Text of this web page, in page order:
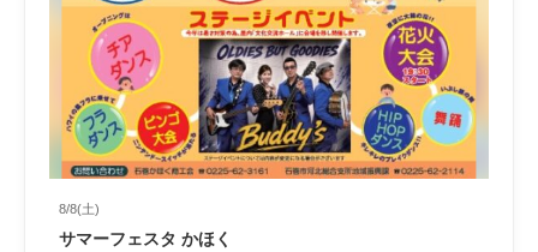
8/8(土)
サマーフェスタ かほく